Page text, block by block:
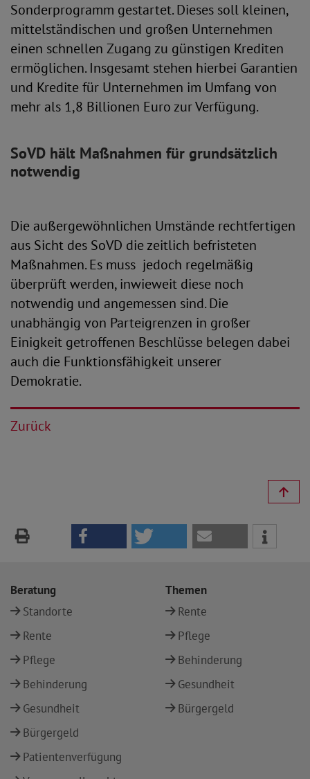
Sonderprogramm gestartet. Dieses soll kleinen,
mittelständischen und großen Unternehmen
einen schnellen Zugang zu günstigen Krediten
ermöglichen. Insgesamt stehen hierbei Garantien
und Kredite für Unternehmen im Umfang von
mehr als 1,8 Billionen Euro zur Verfügung.
SoVD hält Maßnahmen für grundsätzlich
notwendig
Die außergewöhnlichen Umstände rechtfertigen
aus Sicht des SoVD die zeitlich befristeten
Maßnahmen. Es muss jedoch regelmäßig
überprüft werden, inwieweit diese noch
notwendig und angemessen sind. Die
unabhängig von Parteigrenzen in großer
Einigkeit getroffenen Beschlüsse belegen dabei
auch die Funktionsfähigkeit unserer
Demokratie.
Zurück
Beratung
Standorte
Rente
Pflege
Behinderung
Gesundheit
Bürgergeld
Patientenverfügung
Themen
Rente
Pflege
Behinderung
Gesundheit
Bürgergeld